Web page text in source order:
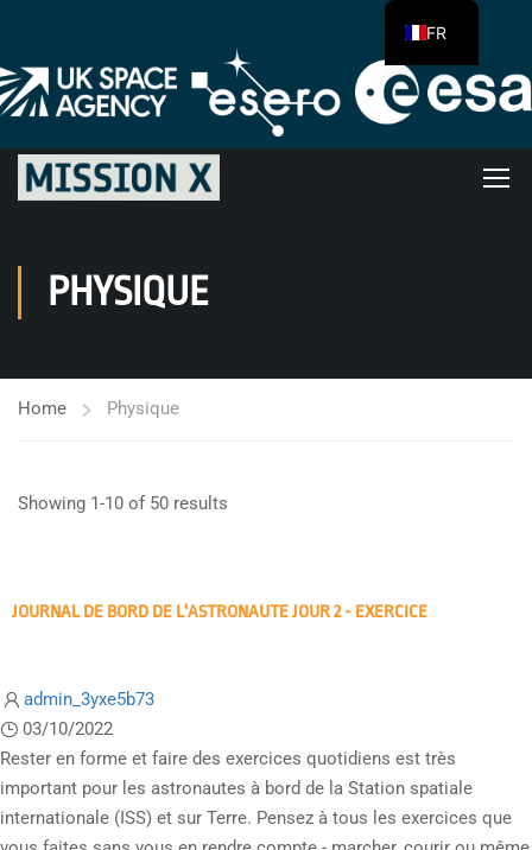
PHYSIQUE
Home Physique
Showing 1-10 of 50 results
JOURNAL DE BORD DE L'ASTRONAUTE JOUR 2 - EXERCICE
admin_3yxe5b73
03/10/2022
Rester en forme et faire des exercices quotidiens est très
important pour les astronautes à bord de la Station spatiale
internationale (ISS) et sur Terre. Pensez à tous les exercices que
FR